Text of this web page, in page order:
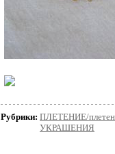
Рубрики: ПЛЕТЕНИЕ/
УКРАШЕНИЯ